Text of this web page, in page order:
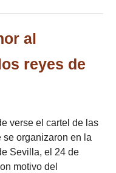
al
reyes de
verse el cartel de las
organizaron en la
Sevilla, el 24 de
motivo del